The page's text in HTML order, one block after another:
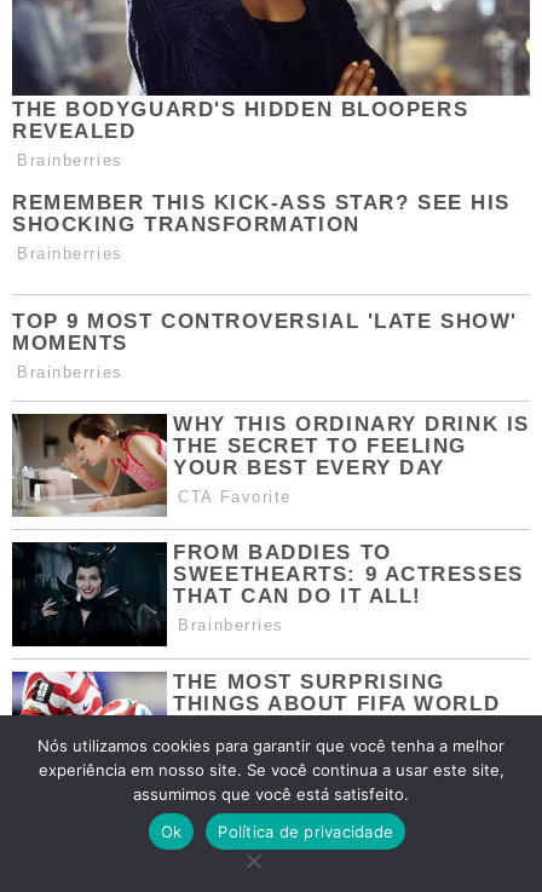
Nós utilizamos cookies para garantir que você tenha a melhor
experiência em nosso site. Se você continua a usar este site,
assumimos que você está satisfeito.
Ok
Política de privacidade